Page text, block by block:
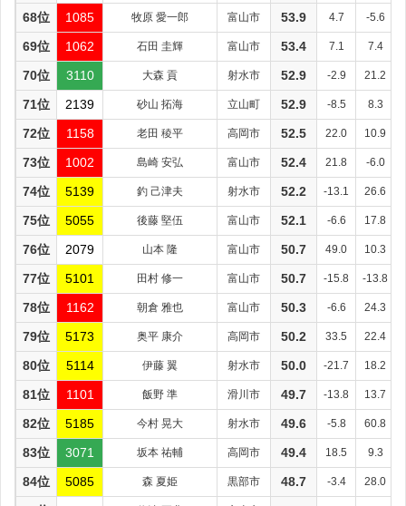
68位 1085 牧原 愛一郎 富山市 53.9 4.7 -5.6
69位 1062 石田 圭輝 富山市 53.4 7.1 7.4
70位 3110 大森 貢 射水市 52.9 -2.9 21.2
71位 2139 砂山 拓海 立山町 52.9 -8.5 8.3
72位 1158 老田 稜平 高岡市 52.5 22.0 10.9
73位 1002 島崎 安弘 富山市 52.4 21.8 -6.0
74位 5139 釣 己津夫 射水市 52.2 -13.1 26.6
75位 5055 後藤 堅伍 富山市 52.1 -6.6 17.8
76位 2079 山本 隆 富山市 50.7 49.0 10.3
77位 5101 田村 修一 富山市 50.7 -15.8 -13.8
78位 1162 朝倉 雅也 富山市 50.3 -6.6 24.3
79位 5173 奥平 康介 高岡市 50.2 33.5 22.4
80位 5114 伊藤 翼 射水市 50.0 -21.7 18.2
81位 1101 飯野 準 滑川市 49.7 -13.8 13.7
82位 5185 今村 晃大 射水市 49.6 -5.8 60.8
83位 3071 坂本 祐輔 高岡市 49.4 18.5 9.3
84位 5085 森 夏姫 黒部市 48.7 -3.4 28.0